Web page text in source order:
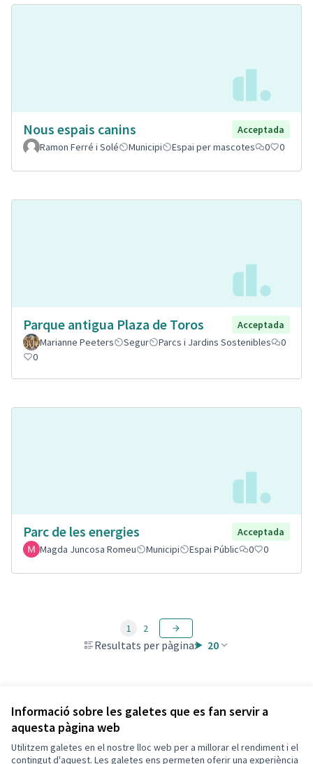
Informació sobre les galetes que es fan servir a
aquesta pàgina web
Utilitzem galetes en el nostre lloc web per a millorar el rendiment i el
contingut d'aquest. Les galetes ens permeten oferir una experiència
Nous espais canins
Acceptada
Ramon Ferré i Solé
Municipi Espai per mascotes 0 0
Parque antigua Plaza de Toros
Acceptada
Marianne Peeters
Segur Parcs i Jardins Sostenibles
0
0
Parc de les energies
Acceptada
Magda Juncosa Romeu
Municipi Espai Públic 0 0
Resultats per pàgina: 20
1 2
Veure totes les propostes retirades
Termes i condicions d'ús